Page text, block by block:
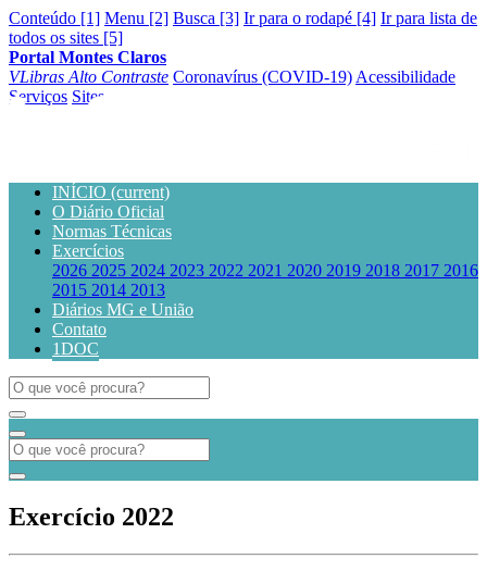
Conteúdo [1] Menu [2] Busca [3] Ir para o rodapé [4] Ir para lista de
todos os sites [5]
Portal Montes Claros
VLibras Alto Contraste Coronavírus (COVID-19) Acessibilidade
Serviços Sites
INÍCIO (current)
O Diário Oficial
Normas Técnicas
Exercícios
2026 2025 2024 2023 2022 2021 2020 2019 2018 2017 2016
2015 2014 2013
Diários MG e União
Contato
1DOC
Exercício 2022